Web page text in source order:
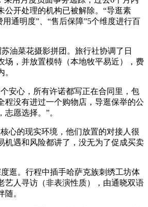
公开处理的机构已被解除。“导逛素
用通明度”、“售后保障”5个维度进行百
菜花摄影拼团。旅行社协调了日
场，并放置模特（本地牧平易近），费
心，所有许诺都写正在合同里，包
程没有进过一个购物店，导逛保举的公
愿选择。”。
的现实环境，他们放置的对接人很
机遇和风险都讲了，没无为了促成买卖
。行程中插手哈萨克族刺绣工坊体
艺人寻访（非表演性质），由通晓双语
。